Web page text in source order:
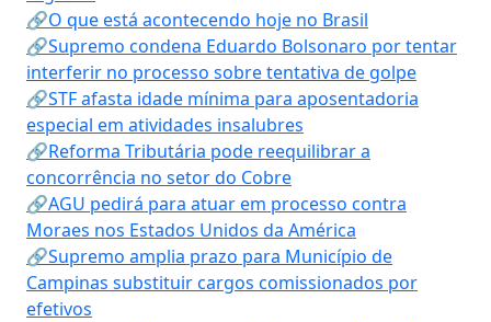
🔗O que está acontecendo hoje no Brasil
🔗Supremo condena Eduardo Bolsonaro por tentar
interferir no processo sobre tentativa de golpe
🔗STF afasta idade mínima para aposentadoria
especial em atividades insalubres
🔗Reforma Tributária pode reequilibrar a
concorrência no setor do Cobre
🔗AGU pedirá para atuar em processo contra
Moraes nos Estados Unidos da América
🔗Supremo amplia prazo para Município de
Campinas substituir cargos comissionados por
efetivos